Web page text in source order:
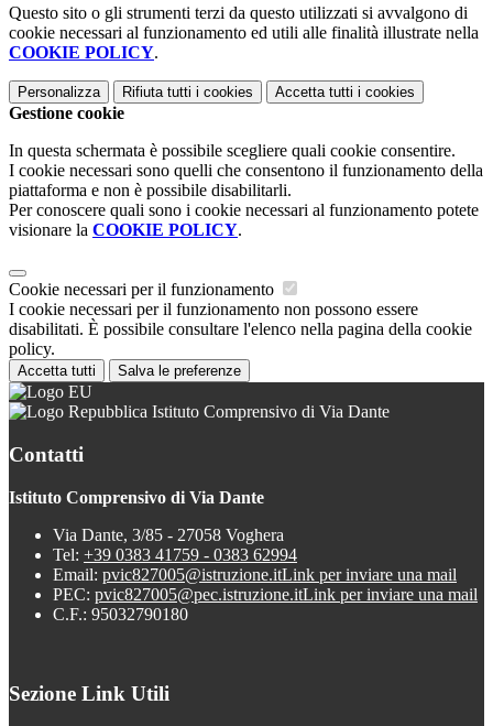
Questo sito o gli strumenti terzi da questo utilizzati si avvalgono di
cookie necessari al funzionamento ed utili alle finalità illustrate nella
COOKIE POLICY.
Personalizza Rifiuta tutti i cookies Accetta tutti i cookies
Gestione cookie
In questa schermata è possibile scegliere quali cookie consentire.
I cookie necessari sono quelli che consentono il funzionamento della
piattaforma e non è possibile disabilitarli.
Per conoscere quali sono i cookie necessari al funzionamento potete
visionare la COOKIE POLICY.
Cookie necessari per il funzionamento
I cookie necessari per il funzionamento non possono essere
disabilitati. È possibile consultare l'elenco nella pagina della cookie
policy.
Accetta tutti Salva le preferenze
Istituto Comprensivo di Via Dante
Contatti
Istituto Comprensivo di Via Dante
Via Dante, 3/85 - 27058 Voghera
Tel: +39 0383 41759 - 0383 62994
Email: pvic827005@istruzione.itLink per inviare una mail
PEC: pvic827005@pec.istruzione.itLink per inviare una mail
C.F.: 95032790180
Sezione Link Utili